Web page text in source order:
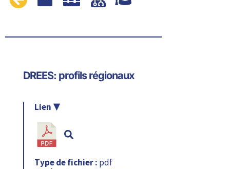
DREES: profils régionaux
Type de fichier : pdf